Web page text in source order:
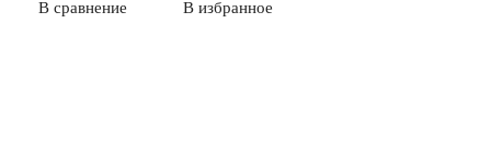
В сравнение
В избранное